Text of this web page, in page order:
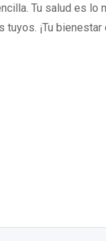
Tu salud es lo
¡Tu bienestar